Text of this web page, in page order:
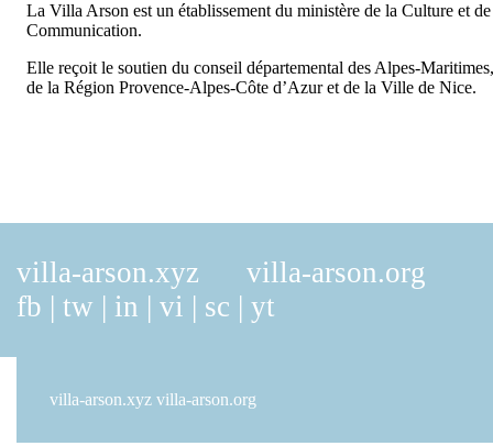
La Villa Arson est un établissement du ministère de la Culture et
Communication.
Elle reçoit le soutien du conseil départemental des Alpes-Maritimes,
de la Région Provence-Alpes-Côte d’Azur et de la Ville de Nice.
villa-arson.xyz
villa-arson.org
fb | tw | in | vi | sc | yt
villa-arson.xyz villa-arson.org